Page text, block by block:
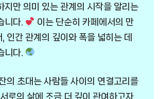
지만 의미 있는 관계의 시작을 알리는
니다.
이는 단순히 카페에서의 만
인간 관계의 깊이와 폭을 넓히는 데
니다.
의 초대는 사람들 사이의 연결고리를
서로의 삶에 조금 더 깊이 관여하고자